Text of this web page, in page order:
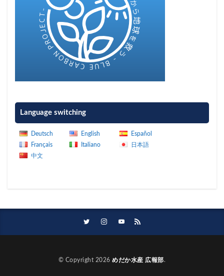
Language switching
Deutsch English
Español
Français
Italiano
日本語
中文
© Copyright 2026めだか水産 広報部.